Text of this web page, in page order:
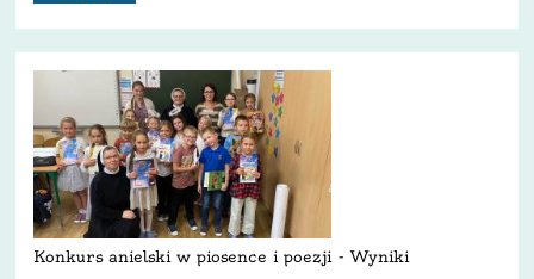
Konkurs anielski w piosence i poezji - Wyniki